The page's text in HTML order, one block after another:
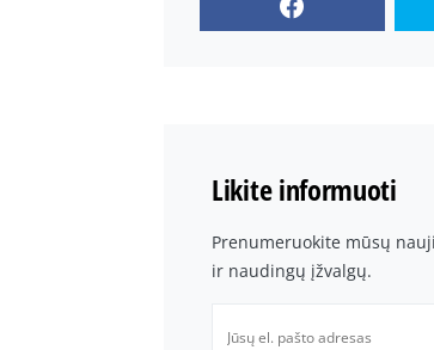
Likite informuoti
Prenumeruokite mūsų
ir naudingų įžvalgų.